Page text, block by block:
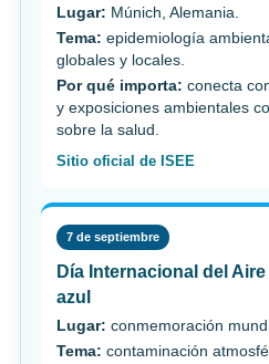
Lugar: Múnich, Alemania.
Tema: epidemiología
globales y locales.
Por qué importa: conecta
y exposiciones ambientales
sobre la salud.
Sitio oficial de ISEE
7 de septiembre
Día Internacional del
azul
Lugar: conmemoración
Tema: contaminación